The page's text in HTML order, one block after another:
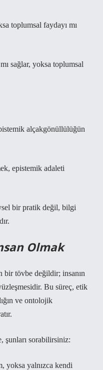
toplumsal faydayı mı
sağlar, yoksa toplumsal
alçakgönüllülüğün
epistemik adaleti
bir pratik değil, bilgi
Olmak
bir tövbe değildir; insanın
Bu süreç, etik
ve ontolojik
şunları sorabilirsiniz:
yoksa yalnızca kendi